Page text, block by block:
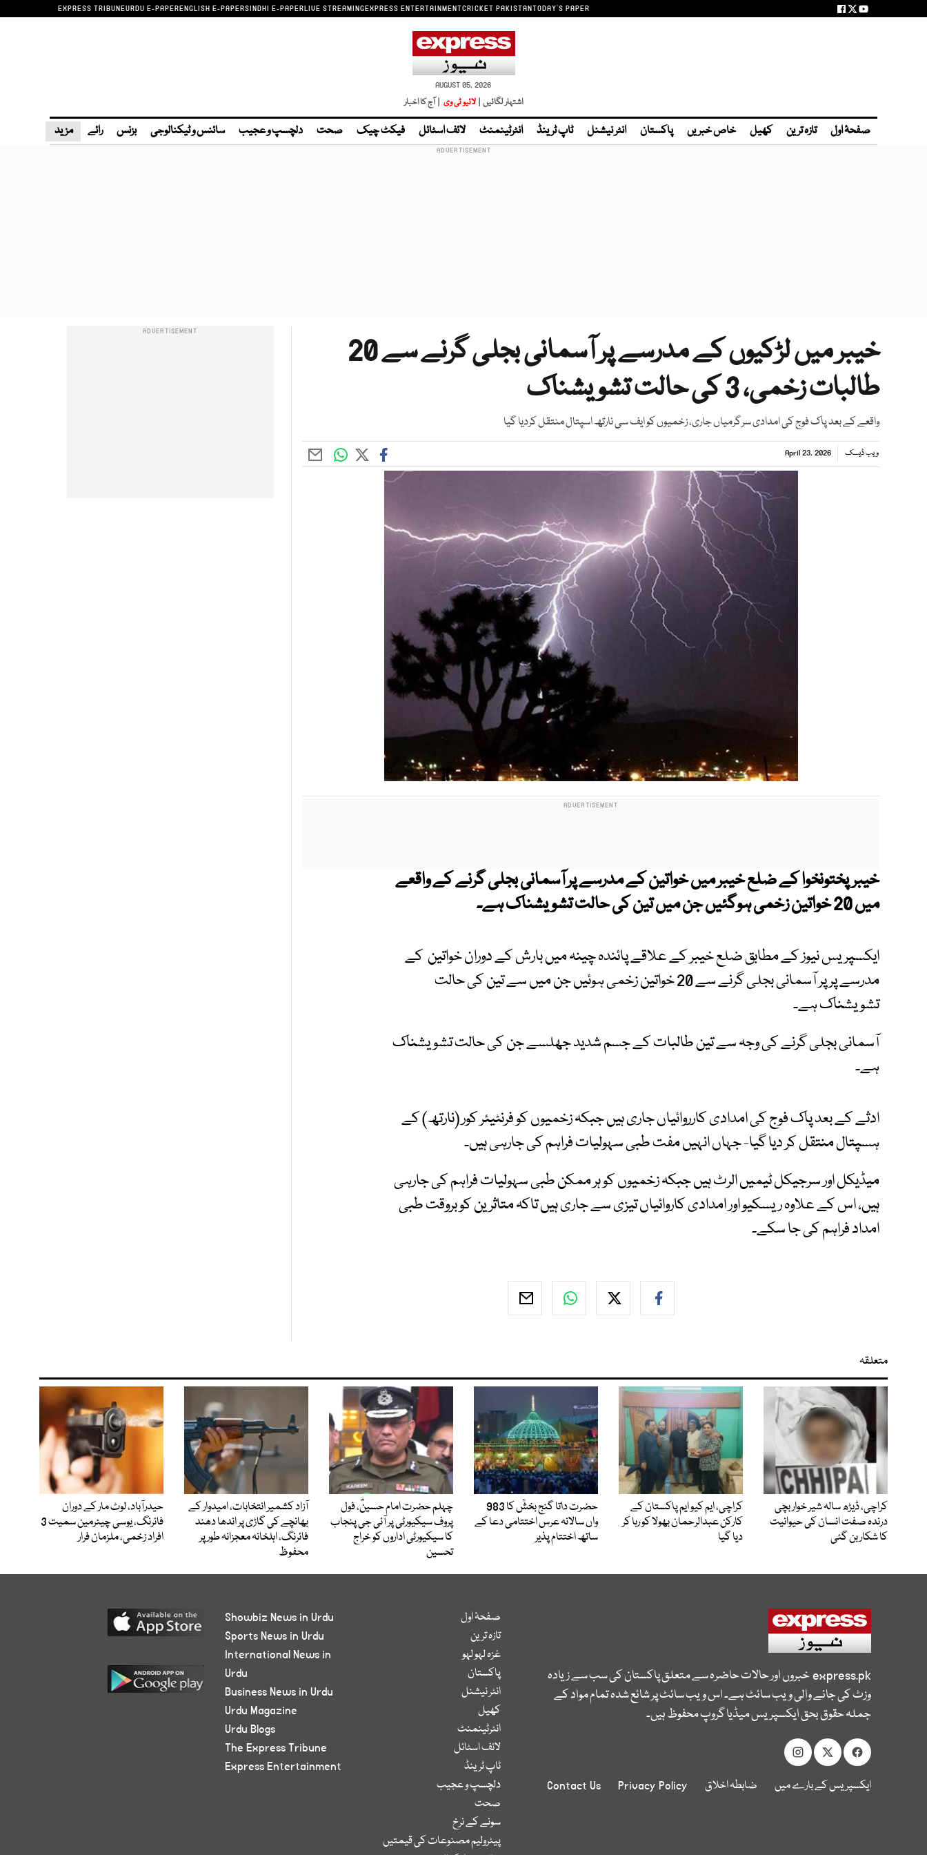
EXPRESS TRIBUNEURDU E-PAPERENGLISH E-PAPERSINDHI E-PAPERLIVE STREAMINGEXPRESS ENTERTAINMENTCRICKET PAKISTANTODAY'S PAPER
AUGUST 05, 2026
اشتہار لگائیں | لائیو ٹی وی | آج کا اخبار
صفحۂ اول تازہ ترین کھیل خاص خبریں پاکستان انٹر نیشنل ٹاپ ٹرینڈ انٹرٹینمنٹ لائف اسٹائل فیکٹ چیک صحت دلچسپ و عجیب سائنس و ٹیکنالوجی بزنس رائے مزید
خیبر میں لڑکیوں کے مدرسے پر آسمانی بجلی گرنے سے 20
طالبات زخمی، 3 کی حالت تشویشناک
واقعے کے بعد پاک فوج کی امدادی سرگرمیاں جاری، زخمیوں کو ایف سی نارتھ اسپتال منتقل کردیا گیا
ویب ڈیسک April 23, 2026
خیبرپختونخوا کے ضلع خیبر میں خواتین کے مدرسے پر آسمانی بجلی گرنے کے واقعے
میں 20 خواتین زخمی ہوگئیں جن میں تین کی حالت تشویشناک ہے۔
ایکسپریس نیوز کے مطابق ضلع خیبر کے علاقے پائندہ چینہ میں بارش کے دوران خواتین کے
مدرسے پر پر آسمانی بجلی گرنے سے 20 خواتین زخمی ہوئیں جن میں سے تین کی حالت
تشویشناک ہے۔
آسمانی بجلی گرنے کی وجہ سے تین طالبات کے جسم شدید جھلسے جن کی حالت تشویشناک
ہے۔
ادثے کے بعد پاک فوج کی امدادی کارروائیاں جاری ہیں جبکہ زخمیوں کو فرنٹیئر کور (نارتھ) کے
ہسپتال منتقل کر دیا گیا- جہاں انہیں مفت طبی سہولیات فراہم کی جارہی ہیں۔
میڈیکل اور سرجیکل ٹیمیں الرٹ ہیں جبکہ زخمیوں کو ہر ممکن طبی سہولیات فراہم کی جارہی
ہیں، اس کے علاوہ ریسکیو اور امدادی کاروائیاں تیزی سے جاری ہیں تاکہ متاثرین کو بروقت طبی
امداد فراہم کی جا سکے۔
متعلقہ
کراچی، ڈیڑھ سالہ شیر خوار بچی
درندہ صفت انسان کی حیوانیت
کا شکار بن گئی
کراچی، ایم کیو ایم پاکستان کے
کارکن عبدالرحمان بھولا کو رہا کر
دیا گیا
حضرت داتا گنج بخشؒ کا 983
واں سالانہ عرس اختتامی دعا کے
ساتھ اختتام پذیر
چہلم حضرت امام حسینؓ، فول
پروف سیکیورٹی پر آئی جی پنجاب
کا سیکیورٹی اداروں کو خراج
تحسین
آزاد کشمیر انتخابات، امیدوار کے
بھانچے کی گاڑی پر اندھا دھند
فائرنگ، اہلخانہ معجزانہ طور پر
محفوظ
حیدرآباد، لوٹ مار کے دوران
فائرنگ، یوسی چیئرمین سمیت 3
افراد زخمی، ملزمان فرار
express.pkخبروں اور حالات حاضرہ سے متعلق پاکستان کی سب سے زیادہ
وزٹ کی جانے والی ویب سائٹ ہے۔ اس ویب سائٹ پر شائع شدہ تمام مواد کے
جملہ حقوق بحق ایکسپریس میڈیا گروپ محفوظ ہیں۔
ایکسپریس کے بارے میں ضابطہ اخلاق Privacy Policy
Contact Us
صفحۂ اول
تازہ ترین
غزہ لہو لہو
پاکستان
انٹر نیشنل
کھیل
انٹرٹینمنٹ
لائف اسٹائل
ٹاپ ٹرینڈ
دلچسپ و عجیب
صحت
سونے کے نرخ
پیٹرولیم مصنوعات کی قیمتیں
Showbiz News in Urdu
Sports News in Urdu
International News in
Urdu
Business News in Urdu
Urdu Magazine
Urdu Blogs
The Express Tribune
Express Entertainment